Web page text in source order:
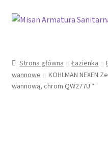
Przejdź
Przejdź
Moje konto
Strona główna Łazienka
wannowe
KOHLMAN NEXEN
wannową, chrom QW277U *